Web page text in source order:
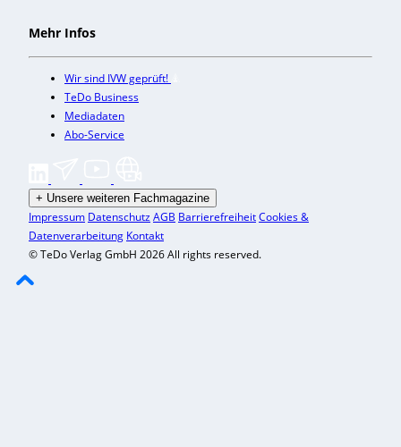
Mehr Infos
Wir sind IVW geprüft!
TeDo Business
Mediadaten
Abo-Service
+ Unsere weiteren Fachmagazine
Impressum DatenschutzAGB BarrierefreiheitCookies &
Datenverarbeitung Kontakt
© TeDo Verlag GmbH 2026 All rights reserved.